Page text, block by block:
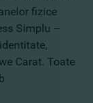
fizice
Simplu –
Carat. Toate